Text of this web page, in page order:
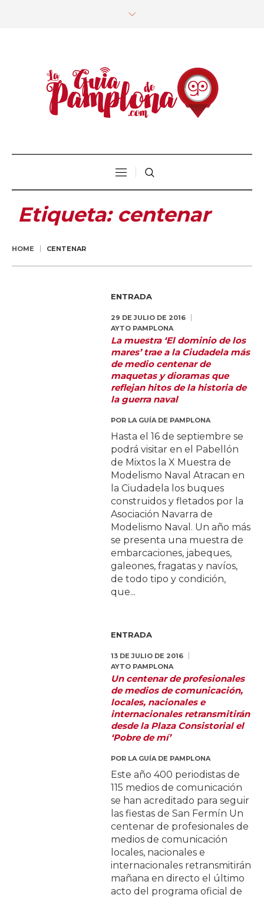
Etiqueta: centenar
HOME CENTENAR
ENTRADA
29 DE JULIO DE 2016
AYTO PAMPLONA
La muestra ‘El dominio de los
mares’ trae a la Ciudadela más
de medio centenar de
maquetas y dioramas que
reflejan hitos de la historia de
la guerra naval
POR LA GUÍA DE PAMPLONA
Hasta el 16 de septiembre se
podrá visitar en el Pabellón
de Mixtos la X Muestra de
Modelismo Naval Atracan en
la Ciudadela los buques
construidos y fletados por la
Asociación Navarra de
Modelismo Naval. Un año más
se presenta una muestra de
embarcaciones, jabeques,
galeones, fragatas y navíos,
de todo tipo y condición,
que...
ENTRADA
13 DE JULIO DE 2016
AYTO PAMPLONA
Un centenar de profesionales
de medios de comunicación,
locales, nacionales e
internacionales retransmitirán
desde la Plaza Consistorial el
‘Pobre de mí’
POR LA GUÍA DE PAMPLONA
Este año 400 periodistas de
115 medios de comunicación
se han acreditado para seguir
las fiestas de San Fermín Un
centenar de profesionales de
medios de comunicación
locales, nacionales e
internacionales retransmitirán
mañana en directo el último
acto del programa oficial de